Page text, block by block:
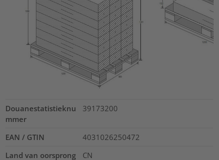
Douanestatistieknu
mmer
39173200
EAN / GTIN
4031026250472
Land van oorsprong
CN